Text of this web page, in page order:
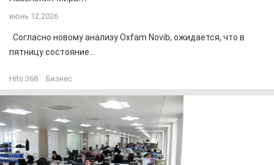
июнь 12,2026
Согласно новому анализу Oxfam Novib, ожидается, что в
пятницу состояние...
Hits:368 Бизнес